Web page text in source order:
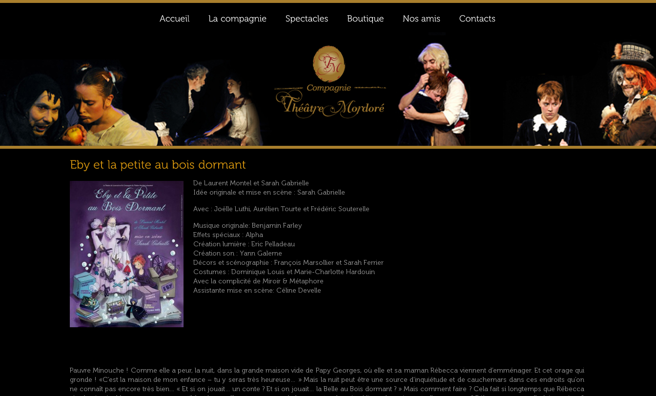
De Laurent Montel et Sarah Gabrielle
Idée originale et mise en scène : Sarah Gabrielle
Avec : Joëlle Luthi, Aurélien Tourte et Frédéric Souterelle
Musique originale: Benjamin Farley
Effets spéciaux : Alpha
Création lumière : Eric Pelladeau
Création son : Yann Galerne
Décors et scénographie : François Marsollier et Sarah Ferrier
Costumes : Dominique Louis et Marie-Charlotte Hardouin
Avec la complicité de Miroir & Métaphore
Assistante mise en scène: Céline Develle
Pauvre Minouche ! Comme elle a peur, la nuit, dans la grande maison vide de Papy Georges, où elle et sa maman Rébecca viennent d’emménager. Et cet orage qui
gronde ! «C’est la maison de mon enfance – tu y seras très heureuse… » Mais la nuit peut être une source d’inquiétude et de cauchemars dans ces endroits qu’on
ne connaît pas encore très bien… « Et si on jouait… un conte ? Et si on jouait… la Belle au Bois dormant ? » Mais comment faire ? Cela fait si longtemps que Rébecca